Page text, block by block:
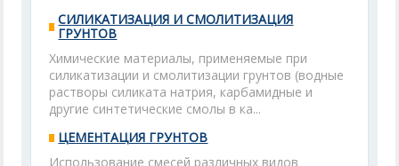
СИЛИКАТИЗАЦИЯ И СМОЛИТИЗАЦИЯ
ГРУНТОВ
Химические материалы, применяемые при
силикатизации и смолитизации грунтов (водные
растворы силиката натрия, карбамидные и
другие синтетические смолы в ка...
ЦЕМЕНТАЦИЯ ГРУНТОВ
Использование смесей различных видов